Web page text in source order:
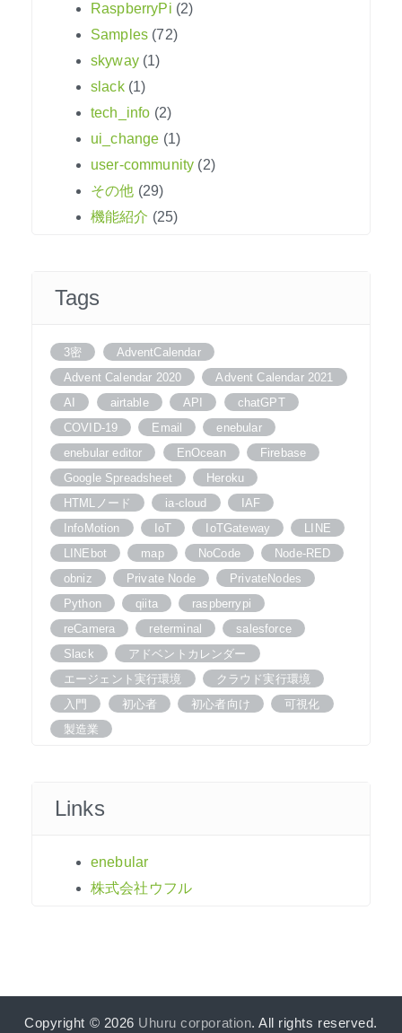
RaspberryPi (2)
Samples (72)
skyway(1)
slack(1)
tech_info (2)
ui_change (1)
user-community (2)
その他 (29)
機能紹介 (25)
Tags
3密
AdventCalendar
Advent Calendar 2020
Advent Calendar 2021
AI
airtable API
chatGPT
COVID-19
Email
enebular
enebular editor
EnOcean
Firebase
Google Spreadsheet
Heroku
HTMLノード
ia-cloud
IAF
InfoMotion
IoT IoTGateway
LINE
LINEbot
map NoCode
Node-RED
obniz
Private Node
PrivateNodes
Python
qiita
raspberrypi
reCamera
reterminal
salesforce
Slack
アドベントカレンダー
エージェント実行環境
クラウド実行環境
入門
初心者 初心者向け
可視化
製造業
Links
enebular
株式会社ウフル
Copyright © 2026 Uhuru corporation. All rights reserved.